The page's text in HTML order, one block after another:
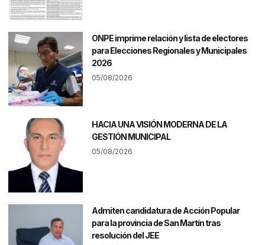
ONPE imprime relación y lista de electores
para Elecciones Regionales y Municipales
2026
05/08/2026
HACIA UNA VISIÓN MODERNA DE LA
GESTIÓN MUNICIPAL
05/08/2026
Admiten candidatura de Acción Popular
para la provincia de San Martín tras
resolución del JEE